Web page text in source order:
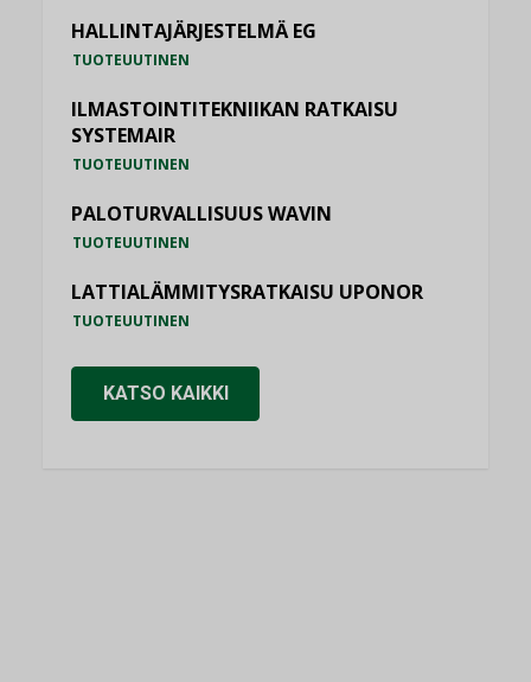
HALLINTAJÄRJESTELMÄ EG
TUOTEUUTINEN
ILMASTOINTITEKNIIKAN RATKAISU
SYSTEMAIR
TUOTEUUTINEN
PALOTURVALLISUUS WAVIN
TUOTEUUTINEN
LATTIALÄMMITYSRATKAISU UPONOR
TUOTEUUTINEN
KATSO KAIKKI